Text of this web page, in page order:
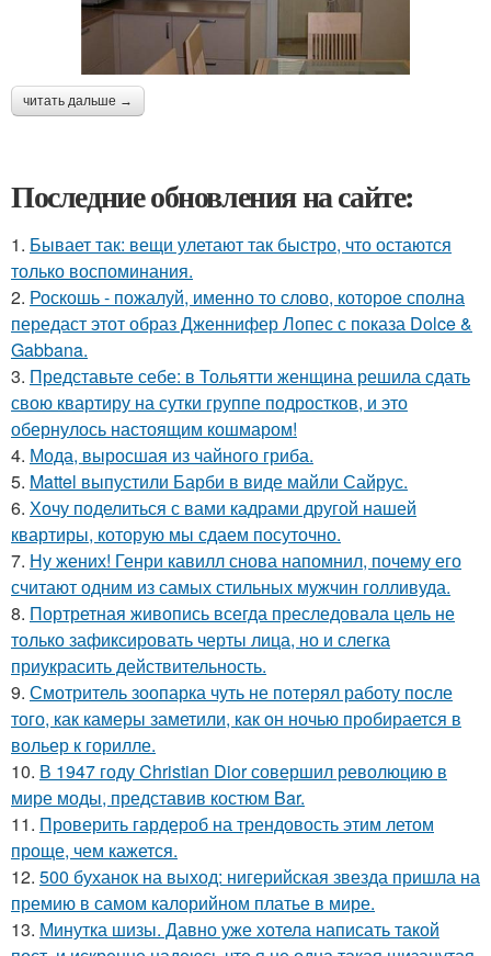
читать дальше →
Последние обновления на сайте:
1. Бывает так: вещи улетают так быстро, что остаются
только воспоминания.
2. Роскошь - пожалуй, именно то слово, которое сполна
передаст этот образ Дженнифер Лопес с показа Dolce &
Gabbana.
3. Представьте себе: в Тольятти женщина решила сдать
свою квартиру на сутки группе подростков, и это
обернулось настоящим кошмаром!
4. Мода, выросшая из чайного гриба.
5. Mattel выпустили Барби в виде майли Сайрус.
6. Хочу поделиться с вами кадрами другой нашей
квартиры, которую мы сдаем посуточно.
7. Ну жених! Генри кавилл снова напомнил, почему его
считают одним из самых стильных мужчин голливуда.
8. Портретная живопись всегда преследовала цель не
только зафиксировать черты лица, но и слегка
приукрасить действительность.
9. Смотритель зоопарка чуть не потерял работу после
того, как камеры заметили, как он ночью пробирается в
вольер к горилле.
10. В 1947 году Christian Dior совершил революцию в
мире моды, представив костюм Bar.
11. Проверить гардероб на трендовость этим летом
проще, чем кажется.
12. 500 буханок на выход: нигерийская звезда пришла на
премию в самом калорийном платье в мире.
13. Минутка шизы. Давно уже хотела написать такой